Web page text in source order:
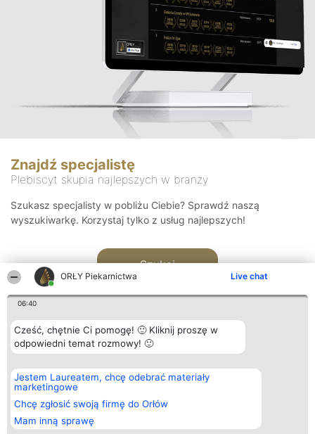
ORŁY Piekarnictwa Live chat
06:40
Cześć, chętnie Ci pomogę! 🙂 Kliknij proszę w
odpowiedni temat rozmowy! 🙂
Jestem Laureatem, chcę odebrać materiały
marketingowe
Chcę zgłosić swoją firmę do Orłów
Mam inną sprawę
Znajdź specjalistę
Plebiscyt skupia najlepszych w branży
Szukasz specjalisty w pobliżu Ciebie? Sprawdź naszą
wyszukiwarkę. Korzystaj tylko z usług najlepszych!
Szukaj
Organizator plebiscytu
Bright Side Solutions sp. z o.
o. sp. k.
ul. Ruska 22
Wrocław 50-079
KRS 0000749100 | Regon
381313360 | NIP 8943132676
Plebiscyt
Laureaci
wszystkich
Laureatów
Regulamin
Kontakt
Kontakt